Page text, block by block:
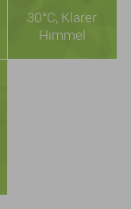
30°C, Klarer
Himmel